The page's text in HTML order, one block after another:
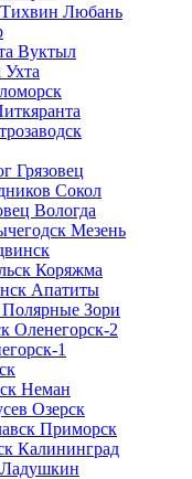
Тихвин Любань
Вуктыл
Ухта
Грязовец
Сокол
Вологда
Мезень
Коряжма
Апатиты
Полярные Зори
Оленегорск-2
1
Неман
Озерск
Приморск
Калининград
Ладушкин